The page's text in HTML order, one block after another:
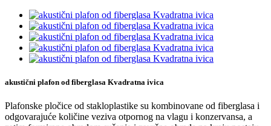
akustični plafon od fiberglasa Kvadratna ivica
Plafonske pločice od stakloplastike su kombinovane od fiberglasa i
odgovarajuće količine veziva otpornog na vlagu i konzervansa, a